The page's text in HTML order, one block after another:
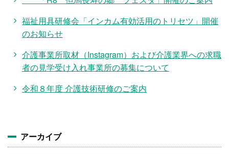
福祉用具研修会「インカム有効活用のトリセツ」開催
のお知らせ
介護事業所取材（Instagram）および介護業界への求職
者の見学受け入れ事業所の募集について
令和８年度 介護技術研修のご案内
アーカイブ